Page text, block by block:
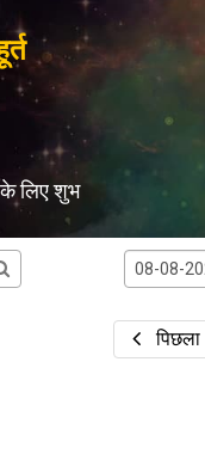
लिए शुभ
पिछला